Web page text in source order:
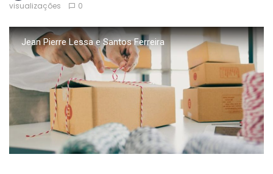
visualizações
0
Jean Pierre Lessa e Santos Ferreira